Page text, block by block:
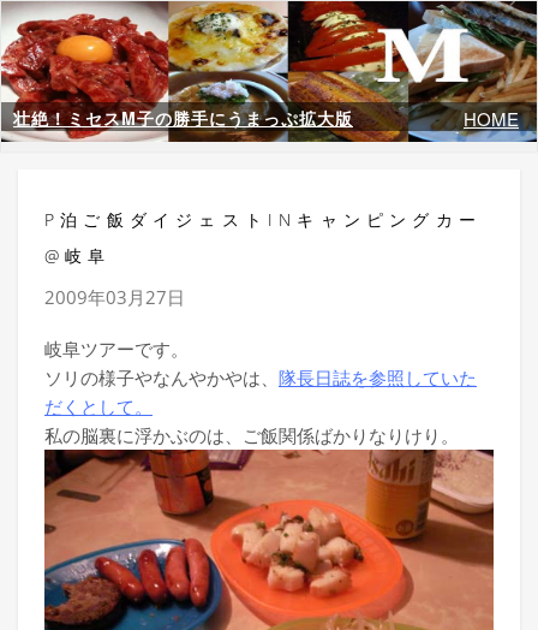
壮絶！ミセスM子の勝手にうまっぷ拡大版 HOME
P泊ご飯ダイジェストINキャンピングカー
@岐阜
2009年03月27日
岐阜ツアーです。
ソリの様子やなんやかやは、 隊長日誌を参照していた
だくとして。
私の脳裏に浮かぶのは、ご飯関係ばかりなりけり。